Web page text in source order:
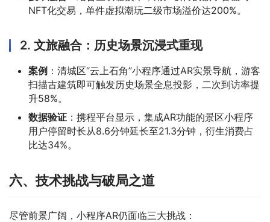
NFT化交易，单件虚拟潮玩二级市场溢价达200%。
2. 文旅融合：历史场景沉浸式重现
案例 ：清城区“云上石角”小程序通过AR实景导航，游客
扫描古建筑即可触发历史场景全息投影，二次到访率提
升58%。
数据验证 ：携程平台显示，集成AR功能的景区小程序
用户停留时长从8.6分钟延长至21.3分钟，衍生消费占
比达34%。
六、技术挑战与破局之道
尽管前景广阔，小程序AR仍面临三大挑战：